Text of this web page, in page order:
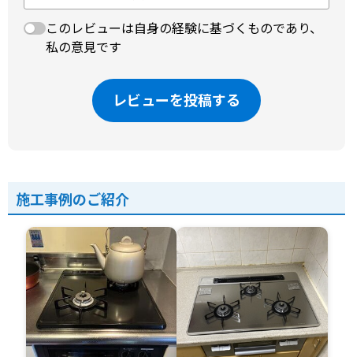
このレビューは自身の経験に基づくものであり、
私の意見です
レビューを投稿する
施工事例のご紹介